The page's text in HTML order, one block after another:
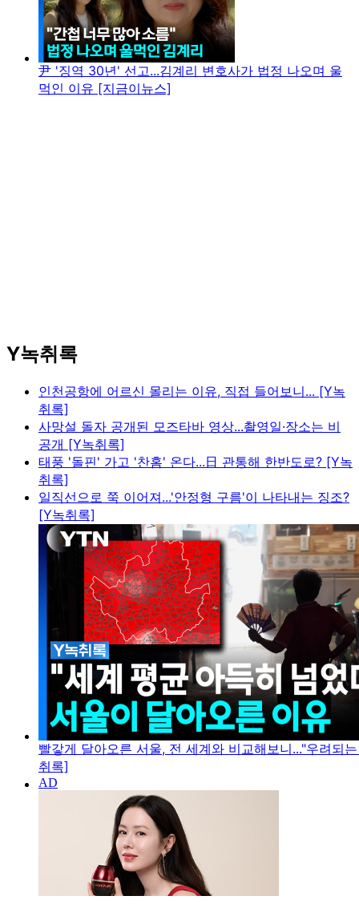
尹 '징역 30년' 선고...김계리 변호사가 법정 나오며 울
먹인 이유 [지금이뉴스]
Y녹취록
인천공항에 어르신 몰리는 이유, 직접 들어보니... [Y녹
취록]
사망설 돌자 공개된 모즈타바 영상...촬영일·장소는 비
공개 [Y녹취록]
태풍 '돌핀' 가고 '찬홈' 온다...日 관통해 한반도로? [Y녹
취록]
일직선으로 쭉 이어져...'안정형 구름'이 나타내는 징조?
[Y녹취록]
빨갛게 달아오른 서울, 전 세계와 비교해보니..."우려되
취록]